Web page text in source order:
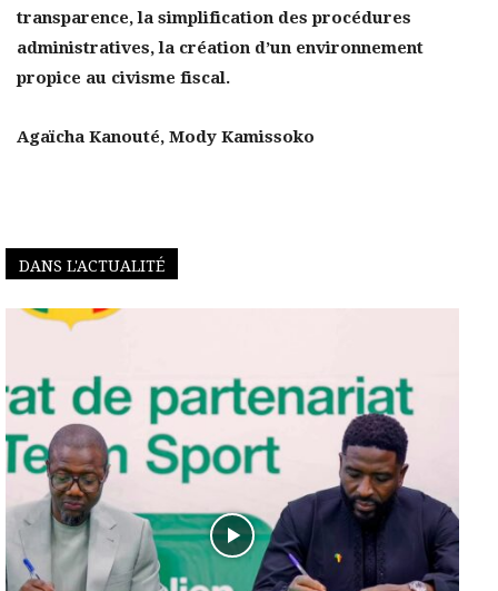
transparence, la simplification des procédures
administratives, la création d’un environnement
propice au civisme fiscal.
Agaïcha Kanouté, Mody Kamissoko
DANS L'ACTUALITÉ